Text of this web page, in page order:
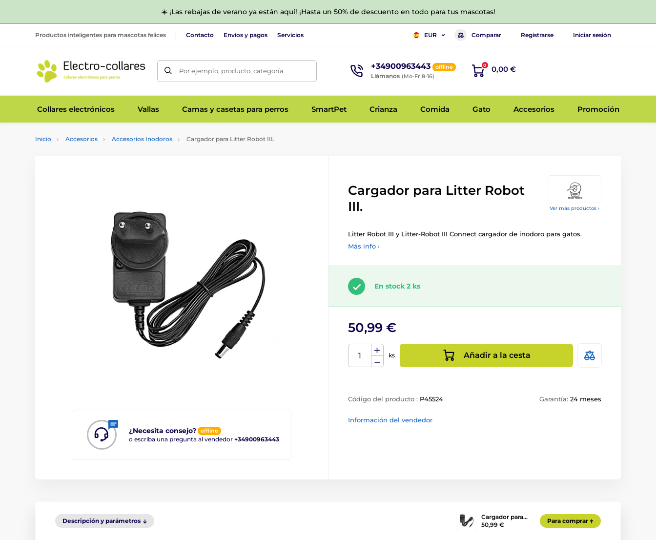
☀️ ¡Las rebajas de verano ya están aquí! ¡Hasta un 50% de descuento en todo para tus mascotas!
Productos inteligentes para mascotas felices Contacto Envíos y pagos Servicios EUR Comparar Registrarse Iniciar sesión
Por ejemplo, producto, categoría +34900963443 offline
Llámanos (Mo-Fr 8-16)
0 0,00 €
Collares electrónicos Vallas Camas y casetas para perros SmartPet Crianza Comida Gato Accesorios Promoción
Inicio Accesorios Accesorios Inodoros Cargador para Litter Robot III.
Ver más productos ›
¿Necesita consejo? offline
o escriba una pregunta al vendedor +34900963443
Cargador para Litter Robot
III.
Litter Robot III y Litter-Robot III Connect cargador de inodoro para gatos.
Más info ›
En stock 2 ks
50,99 €
ks Añadir a la cesta
Código del producto : P45524 Garantía: 24 meses
Información del vendedor
Descripción y parámetros
Cargador para…
50,99 €
Para comprar